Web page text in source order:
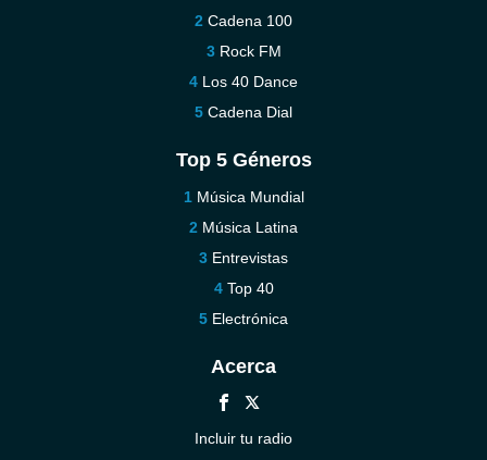
Cadena 100
Rock FM
Los 40 Dance
Cadena Dial
Top 5 Géneros
Música Mundial
Música Latina
Entrevistas
Top 40
Electrónica
Acerca
Incluir tu radio